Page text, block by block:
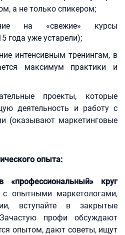
а не только спикером;
на «свежие» курсы
года уже устарели);
интенсивным тренингам, в
максимум практики и
проекты, которые
деятельность и работу с
(оказывают маркетинговые
опыта:
круг
с опытными маркетологами,
вступайте в закрытые
профи обсуждают
опытом, дают советы, ищут